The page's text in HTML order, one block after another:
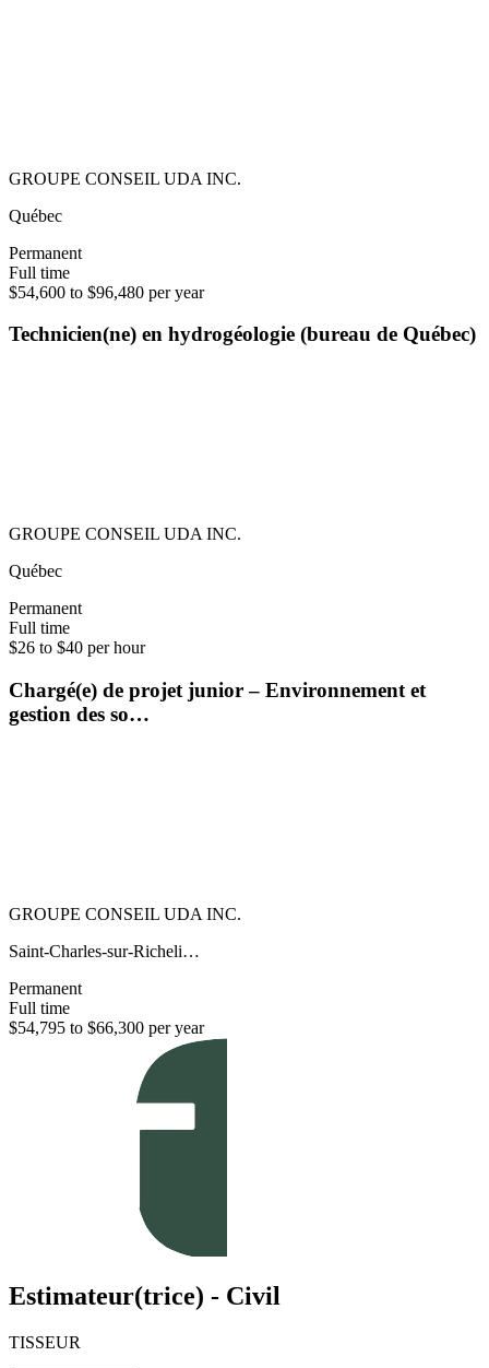
GROUPE CONSEIL UDA INC.
Québec
Permanent
Full time
$54,600 to $96,480 per year
Technicien(ne) en hydrogéologie (bureau de Québec)
GROUPE CONSEIL UDA INC.
Québec
Permanent
Full time
$26 to $40 per hour
Chargé(e) de projet junior – Environnement et
gestion des so…
GROUPE CONSEIL UDA INC.
Saint-Charles-sur-Richeli…
Permanent
Full time
$54,795 to $66,300 per year
Estimateur(trice) - Civil
TISSEUR